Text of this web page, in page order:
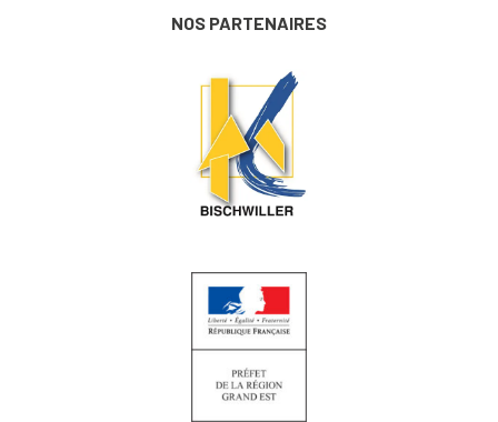
NOS PARTENAIRES